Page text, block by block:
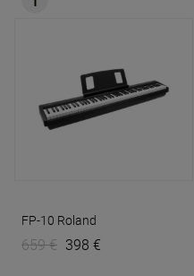
FP-10 Roland
659 € 398 €